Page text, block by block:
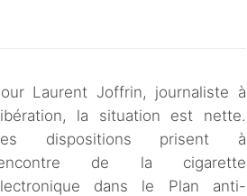
Laurent Joffrin, journaliste à
la situation est nette.
dispositions prisent à
de la cigarette
dans le Plan anti-